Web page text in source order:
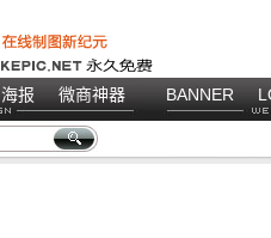
海报 微商神器 BANNER